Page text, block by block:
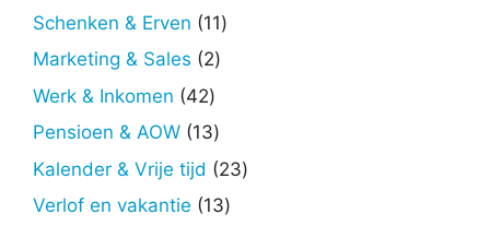
producten
Schenken & Erven 1111
Marketing & Sales 22
Werk & Inkomen 4242
producten
Pensioen & AOW 1313
producten
Kalender & Vrije tijd 2323
Verlof en vakantie 1313